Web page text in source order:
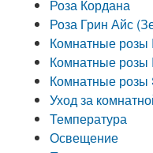
Роза Кордана
Роза Грин Айс
Комнатные розы
Комнатные розы
Комнатные розы
Уход за
Температура
Освещение